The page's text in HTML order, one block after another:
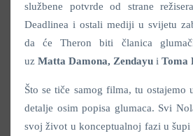
službene potvrde od strane
Deadlinea i ostali mediji u svijetu
da će Theron biti članica
uz Matta Damona, Zendayu i Toma
Što se tiče samog filma, tu ostajemo
detalje osim popisa glumaca. Svi
svoj život u konceptualnoj fazi u šupi